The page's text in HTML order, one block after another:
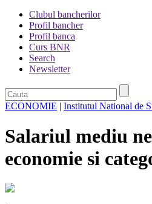
Clubul bancherilor
Profil bancher
Profil banca
Curs BNR
Search
Newsletter
ECONOMIE | Institutul National de
Salariul mediu
economie si